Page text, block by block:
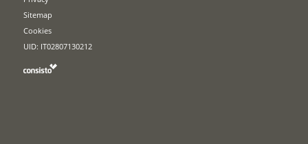
Sitemap
Cookies
UID: IT02807130212